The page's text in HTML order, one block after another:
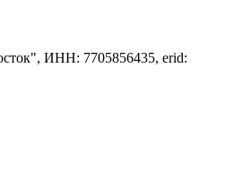
ИНН: 7705856435, erid: